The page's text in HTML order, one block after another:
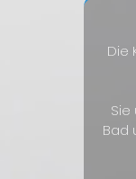
Die
Bad